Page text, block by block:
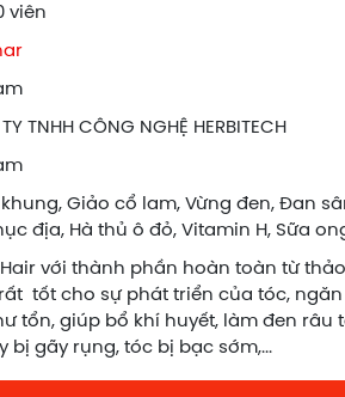
viên
TNHH CÔNG NGHỆ HERBITECH
khung, Giảo cổ lam, Vừng đen, Đan
địa, Hà thủ ô đỏ, Vitamin H, Sữa
Hair với thành phần hoàn toàn từ
tốt cho sự phát triển của tóc,
tổn, giúp bổ khí huyết, làm đen râu
bị gãy rụng, tóc bị bạc sớm,...